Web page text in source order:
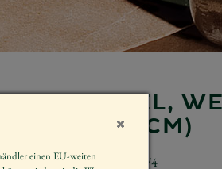
4 (11 CM)
528/4
einen EU-weiten